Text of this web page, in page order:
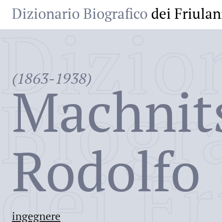
Dizionario Biografico dei
(1863-1938)
Rodolfo
ingegnere